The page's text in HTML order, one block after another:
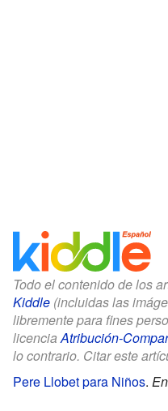
Todo el contenido de los
Kiddle (incluidas las
libremente para fines
licenciaAtribución-
lo contrario. Citar este
Pere Llobet para Niños.